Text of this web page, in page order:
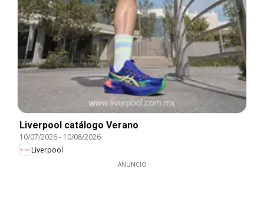
Liverpool catálogo Verano
10/07/2026- 10/08/2026
Liverpool
ANUNCIO